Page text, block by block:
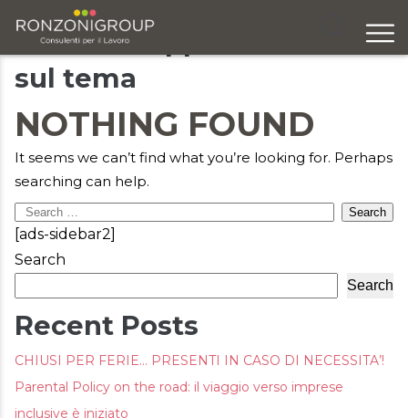
Chi siamo
Servizi
Eventi
Ricerca e selezione
Blog
Articoli e approfondimenti
sul tema
NOTHING FOUND
It seems we can’t find what you’re looking for. Perhaps
searching can help.
Search
for:
[ads-sidebar2]
Search
Search
Recent Posts
CHIUSI PER FERIE… PRESENTI IN CASO DI NECESSITA’!
Parental Policy on the road: il viaggio verso imprese
inclusive è iniziato